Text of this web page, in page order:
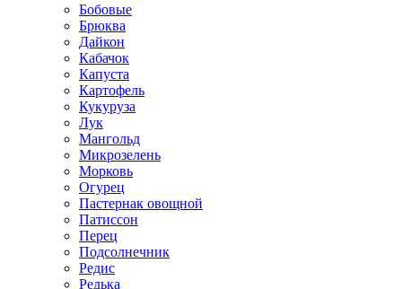
Бобовые
Брюква
Дайкон
Кабачок
Капуста
Картофель
Кукуруза
Лук
Мангольд
Микрозелень
Морковь
Огурец
Пастернак овощной
Патиссон
Перец
Подсолнечник
Редис
Редька